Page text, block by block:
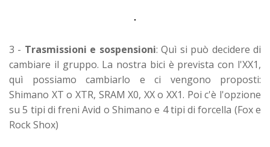
3 - Trasmissioni e sospensioni: Quì si può decidere di
cambiare il gruppo. La nostra bici è prevista con l'XX1,
quì possiamo cambiarlo e ci vengono proposti:
Shimano XT o XTR, SRAM X0, XX o XX1. Poi c'è l'opzione
su 5 tipi di freni Avid o Shimano e 4 tipi di forcella (Fox e
Rock Shox)